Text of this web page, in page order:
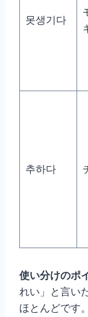
못생기다
추하다
使い分けのポ
れい」と言い
ほとんどです